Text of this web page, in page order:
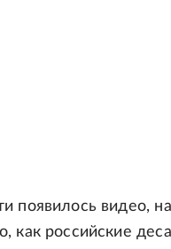
появилось видео,
как российские